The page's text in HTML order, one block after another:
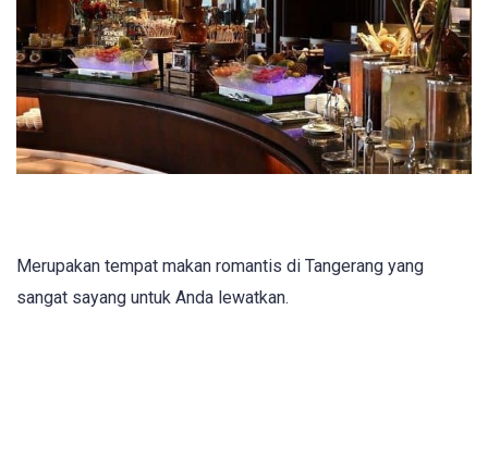
Merupakan tempat makan romantis di Tangerang yang
sangat sayang untuk Anda lewatkan.